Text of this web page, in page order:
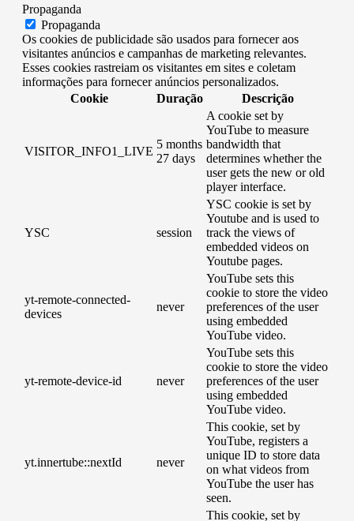
Propaganda
Propaganda
Os cookies de publicidade são usados ​​para fornecer aos
visitantes anúncios e campanhas de marketing relevantes.
Esses cookies rastreiam os visitantes em sites e coletam
informações para fornecer anúncios personalizados.
Cookie
Duração Descrição
VISITOR_INFO1_LIVE
5 months
27 days
A cookie set by
YouTube to measure
bandwidth that
determines whether the
user gets the new or old
player interface.
YSC session
YSC cookie is set by
Youtube and is used to
track the views of
embedded videos on
Youtube pages.
yt-remote-connected-
devices
never
YouTube sets this
cookie to store the video
preferences of the user
using embedded
YouTube video.
yt-remote-device-id never
YouTube sets this
cookie to store the video
preferences of the user
using embedded
YouTube video.
yt.innertube::nextId never
This cookie, set by
YouTube, registers a
unique ID to store data
on what videos from
YouTube the user has
seen.
This cookie, set by